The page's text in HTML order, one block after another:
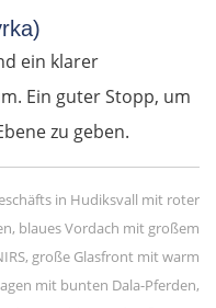
ein klarer
Ein guter Stopp, um
zu geben.